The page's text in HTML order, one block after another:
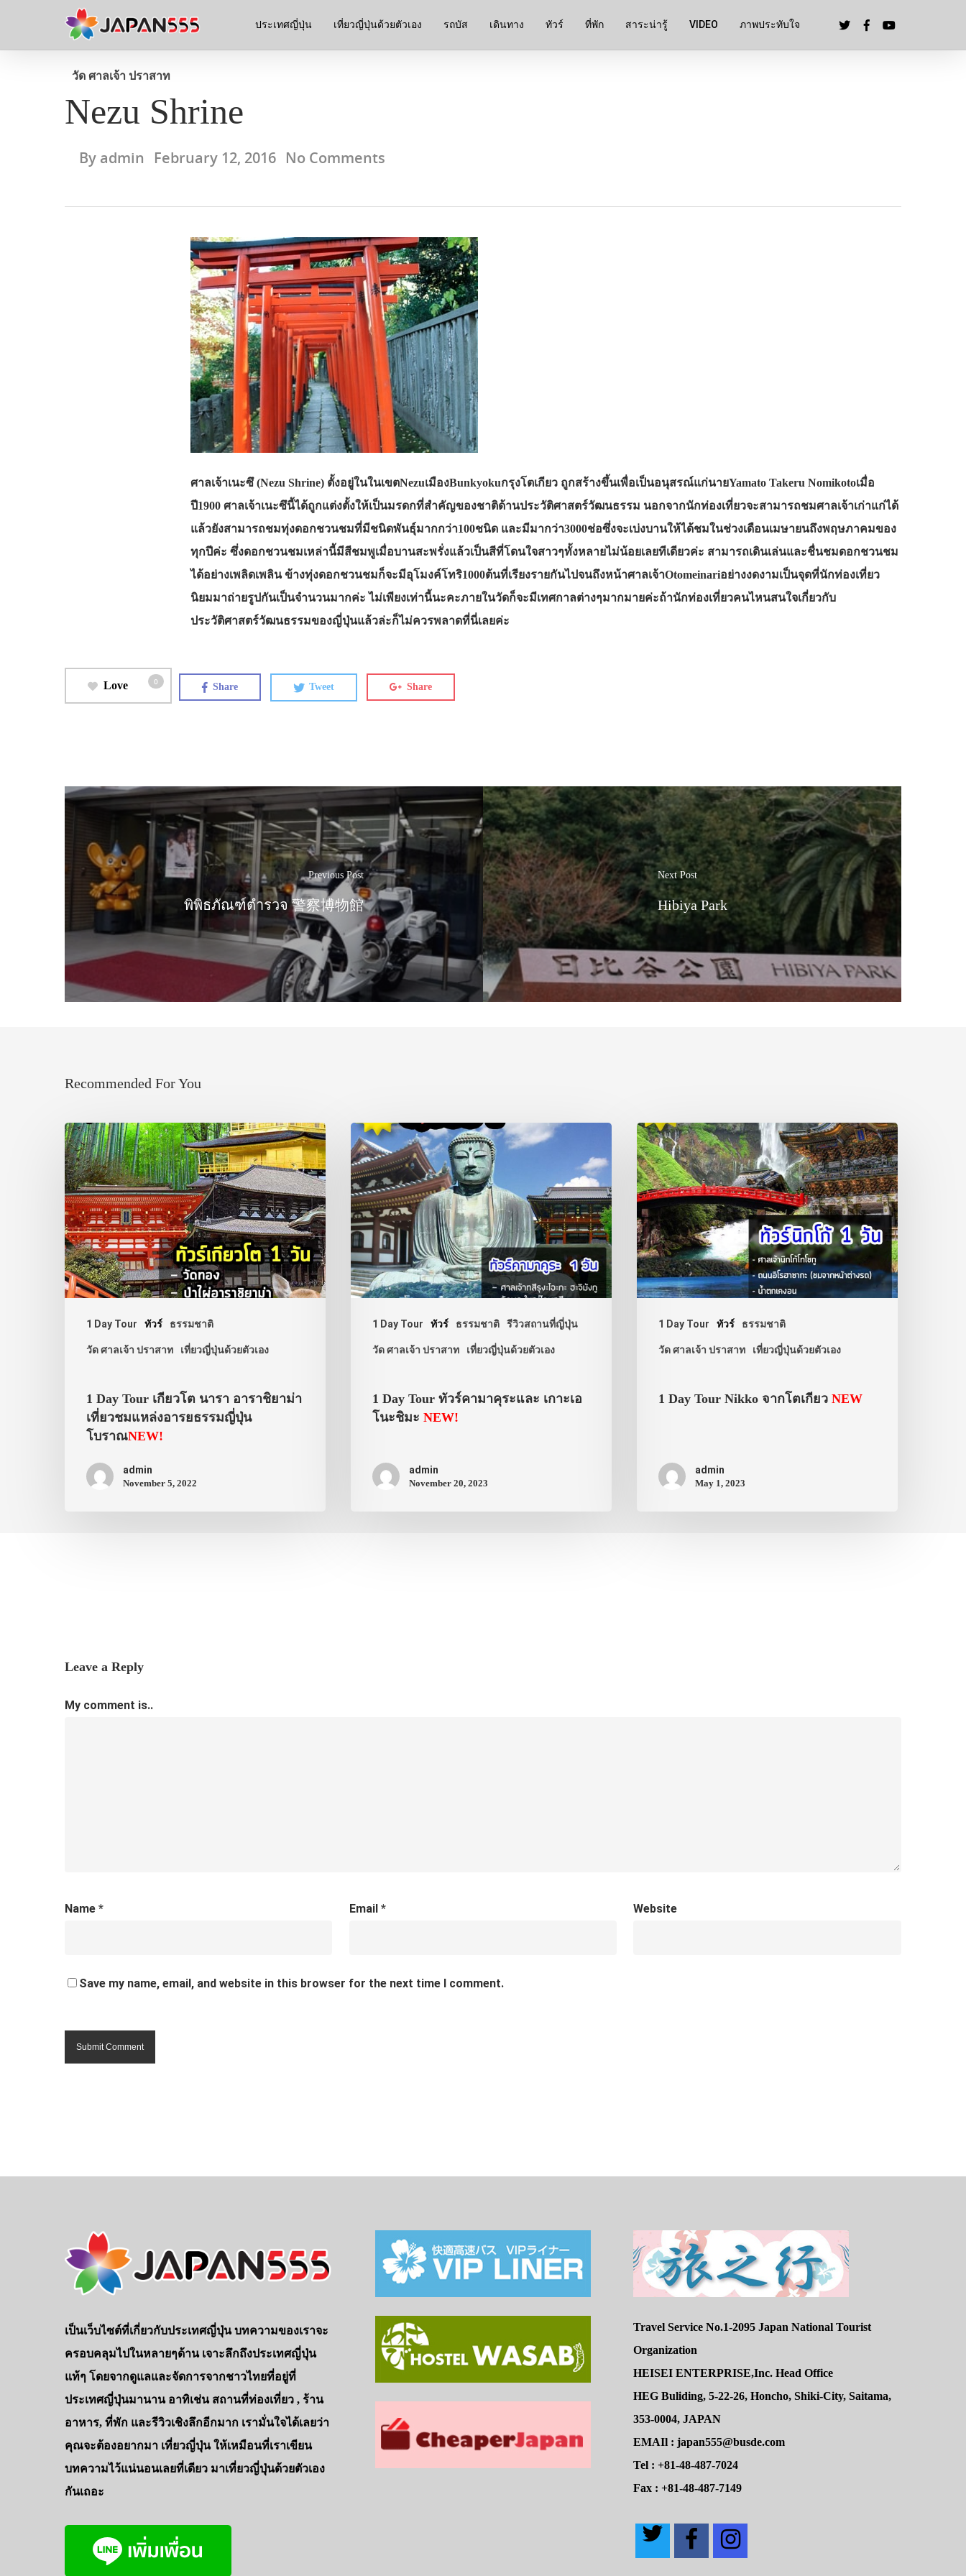
ประเทศญี่ปุ่น เที่ยวญี่ปุ่นด้วยตัวเอง รถบัส เดินทาง ทัวร์ ที่พัก สาระน่ารู้ VIDEO ภาพประทับใจ
วัด ศาลเจ้า ปราสาท
Nezu Shrine
By admin February 12, 2016 No Comments
ศาลเจ้าเนะซึ (Nezu Shrine) ตั้งอยู่ในในเขตNezuเมืองBunkyokuกรุงโตเกียว ถูกสร้างขึ้นเพื่อเป็นอนุสรณ์แก่นายYamato Takeru Nomikotoเมื่อ
ปี1900 ศาลเจ้าเนะซึนี้ได้ถูกแต่งตั้งให้เป็นมรดกที่สำคัญของชาติด้านประวัติศาสตร์วัฒนธรรม นอกจากนักท่องเที่ยวจะสามารถชมศาลเจ้าเก่าแก่ได้
แล้วยังสามารถชมทุ่งดอกชวนชมที่มีชนิดพันธุ์มากกว่า100ชนิด และมีมากว่า3000ช่อซึ่งจะเบ่งบานให้ได้ชมในช่วงเดือนเมษายนถึงพฤษภาคมของ
ทุกปีค่ะ ซึ่งดอกชวนชมเหล่านี้มีสีชมพูเมื่อบานสะพรั่งแล้วเป็นสีที่โดนใจสาวๆทั้งหลายไม่น้อยเลยทีเดียวค่ะ สามารถเดินเล่นและชื่นชมดอกชวนชม
ได้อย่างเพลิดเพลิน ข้างทุ่งดอกชวนชมก็จะมีอุโมงค์โทริ1000ต้นที่เรียงรายกันไปจนถึงหน้าศาลเจ้าOtomeinariอย่างงดงามเป็นจุดที่นักท่องเที่ยว
นิยมมาถ่ายรูปกันเป็นจำนวนมากค่ะ ไม่เพียงเท่านี้นะคะภายในวัดก็จะมีเทศกาลต่างๆมากมายค่ะถ้านักท่องเที่ยวคนไหนสนใจเกี่ยวกับ
ประวัติศาสตร์วัฒนธรรมของญี่ปุ่นแล้วล่ะก็ไม่ควรพลาดที่นี่เลยค่ะ
Love 0 Share Tweet Share
Previous Post
พิพิธภัณฑ์ตำรวจ 警察博物館
Next Post
Hibiya Park
Recommended For You
1 Day Tour ทัวร์ ธรรมชาติ
วัด ศาลเจ้า ปราสาท เที่ยวญี่ปุ่นด้วยตัวเอง
1 Day Tour เกียวโต นารา อาราชิยาม่า
เที่ยวชมแหล่งอารยธรรมญี่ปุ่น
โบราณNEW!
admin
November 5, 2022
1 Day Tour ทัวร์ ธรรมชาติ รีวิวสถานที่ญี่ปุ่น
วัด ศาลเจ้า ปราสาท เที่ยวญี่ปุ่นด้วยตัวเอง
1 Day Tour ทัวร์คามาคุระและ เกาะเอ
โนะชิมะNEW!
admin
November 20, 2023
1 Day Tour ทัวร์ ธรรมชาติ
วัด ศาลเจ้า ปราสาท เที่ยวญี่ปุ่นด้วยตัวเอง
1 Day Tour Nikko จากโตเกียวNEW
admin
May 1, 2023
Leave a Reply
My comment is..
Name * Email * Website
Save my name, email, and website in this browser for the next time I comment.
เป็นเว็บไซต์ที่เกี่ยวกับประเทศญี่ปุ่น บทความของเราจะ
ครอบคลุมไปในหลายๆด้าน เจาะลึกถึงประเทศญี่ปุ่น
แท้ๆ โดยจากดูแลและจัดการจากชาวไทยที่อยู่ที่
ประเทศญี่ปุ่นมานาน อาทิเช่น สถานที่ท่องเที่ยว , ร้าน
อาหาร, ที่พัก และรีวิวเชิงลึกอีกมาก เรามั่นใจได้เลยว่า
คุณจะต้องอยากมา เที่ยวญี่ปุ่น ให้เหมือนที่เราเขียน
บทความไว้แน่นอนเลยที่เดียว มาเที่ยวญี่ปุ่นด้วยตัวเอง
กันเถอะ
Travel Service No.1-2095 Japan National Tourist
Organization
HEISEI ENTERPRISE,Inc. Head Office
HEG Buliding, 5-22-26, Honcho, Shiki-City, Saitama,
353-0004, JAPAN
EMAIl : japan555@busde.com
Tel : +81-48-487-7024
Fax : +81-48-487-7149